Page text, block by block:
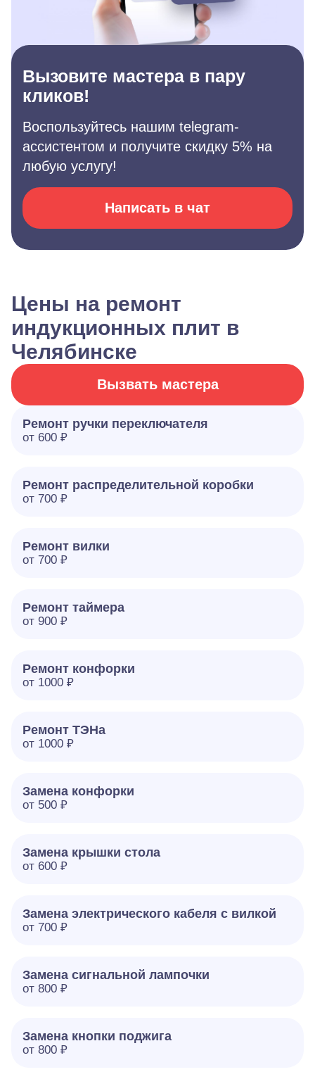
Вызовите мастера в пару
кликов!
Воспользуйтесь нашим telegram-
ассистентом и получите скидку 5% на
любую услугу!
Написать в чат
Цены на ремонт
индукционных плит в
Челябинске
Вызвать мастера
Ремонт ручки переключателя
от 600 ₽
Ремонт распределительной коробки
от 700 ₽
Ремонт вилки
от 700 ₽
Ремонт таймера
от 900 ₽
Ремонт конфорки
от 1000 ₽
Ремонт ТЭНа
от 1000 ₽
Замена конфорки
от 500 ₽
Замена крышки стола
от 600 ₽
Замена электрического кабеля с вилкой
от 700 ₽
Замена сигнальной лампочки
от 800 ₽
Замена кнопки поджига
от 800 ₽